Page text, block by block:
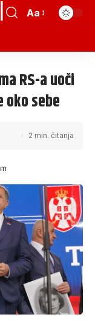
Aa
RS-a uoči
oko sebe
2 min. čitanja